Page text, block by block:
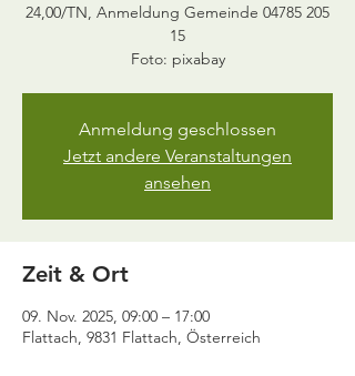
24,00/TN, Anmeldung Gemeinde 04785 205
15
Foto: pixabay
Anmeldung geschlossen
Jetzt andere Veranstaltungen
ansehen
Zeit & Ort
09. Nov. 2025, 09:00 – 17:00
Flattach, 9831 Flattach, Österreich